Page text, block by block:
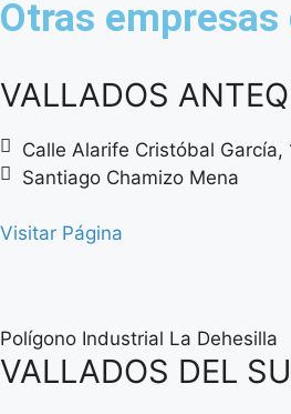
Otras
VALLADOS
Calle Alarife Cristóbal García,
Santiago Chamizo Mena
Visitar Página
Polígono Industrial La Dehesilla
VALLADOS DEL